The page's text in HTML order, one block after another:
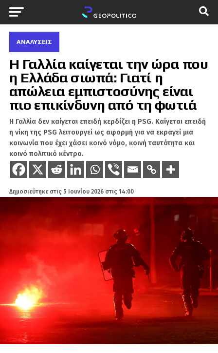
ΑΝΑΛΎΣΕΙΣ
Η Γαλλία καίγεται την ώρα που
η Ελλάδα σιωπά: Γιατί η
απώλεια εμπιστοσύνης είναι
πιο επικίνδυνη από τη φωτιά
Η Γαλλία δεν καίγεται επειδή κερδίζει η PSG. Καίγεται επειδή
η νίκη της PSG λειτουργεί ως αφορμή για να εκραγεί μια
κοινωνία που έχει χάσει κοινό νόμο, κοινή ταυτότητα και
κοινό πολιτικό κέντρο.
Δημοσιεύτηκε στις 5 Ιουνίου 2026 στις 14:00